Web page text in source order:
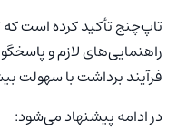
تاپ‌چنج تأکید کرده است که
راهنمایی‌های لازم و
فرآیند برداشت با سهولت
در ادامه پیشنهاد می‌شود: